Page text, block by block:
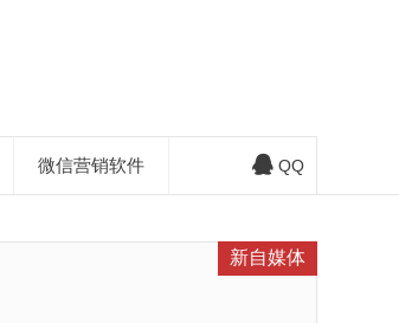
微信营销软件 QQ
新自媒体